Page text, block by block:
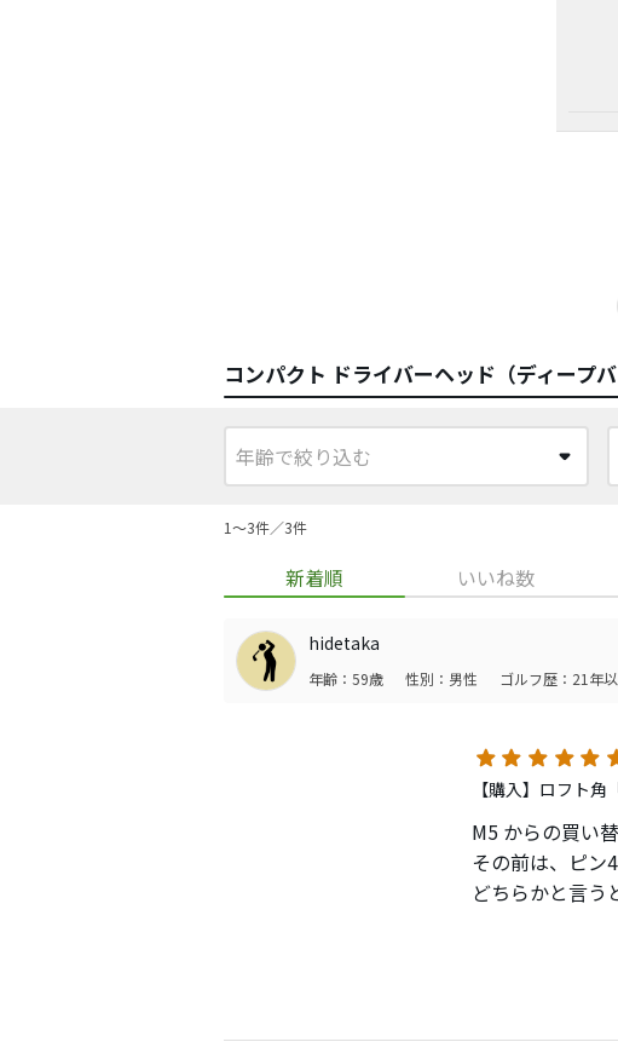
コンパクト ドライバーヘッド（ディープ
1〜3件／3件
新着順 いいね数
hidetaka
年齢：59歳 性別：男性 ゴルフ歴：21年
【購入】ロフト
M5 からの買い替
その前は、ピン
どちらかと言う
そこで、重心
ーはなんだっ
りません。